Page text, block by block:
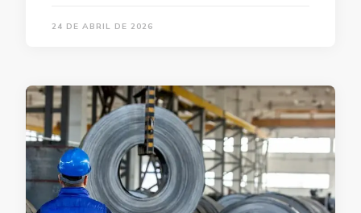
24 DE ABRIL DE 2026